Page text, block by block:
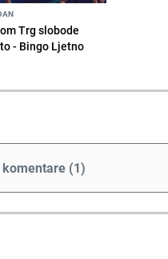
Trg slobode
- Bingo Ljetno
(1)